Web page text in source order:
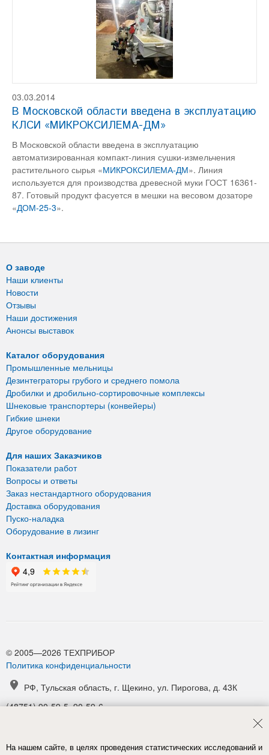
03.03.2014
В Московской области введена в эксплуатацию
КЛСИ «МИКРОКСИЛЕМА-ДМ»
В Московской области введена в эксплуатацию
автоматизированная компакт-линия сушки-измельчения
растительного сырья «МИКРОКСИЛЕМА-ДМ». Линия
используется для производства древесной муки ГОСТ 16361-
87. Готовый продукт фасуется в мешки на весовом дозаторе
«ДОМ-25-3».
О заводе
Наши клиенты
Новости
Отзывы
Наши достижения
Анонсы выставок
Каталог оборудования
Промышленные мельницы
Дезинтеграторы грубого и среднего помола
Дробилки и дробильно-сортировочные комплексы
Шнековые транспортеры (конвейеры)
Гибкие шнеки
Другое оборудование
Для наших Заказчиков
Показатели работ
Вопросы и ответы
Заказ нестандартного оборудования
Доставка оборудования
Пуско-наладка
Оборудование в лизинг
Контактная информация
© 2005—2026 ТЕХПРИБОР
Политика конфиденциальности
РФ, Тульская область, г. Щекино, ул. Пирогова, д. 43К
(48751) 90-59-5, 90-59-6
На нашем сайте, в целях проведения статистических исследований и